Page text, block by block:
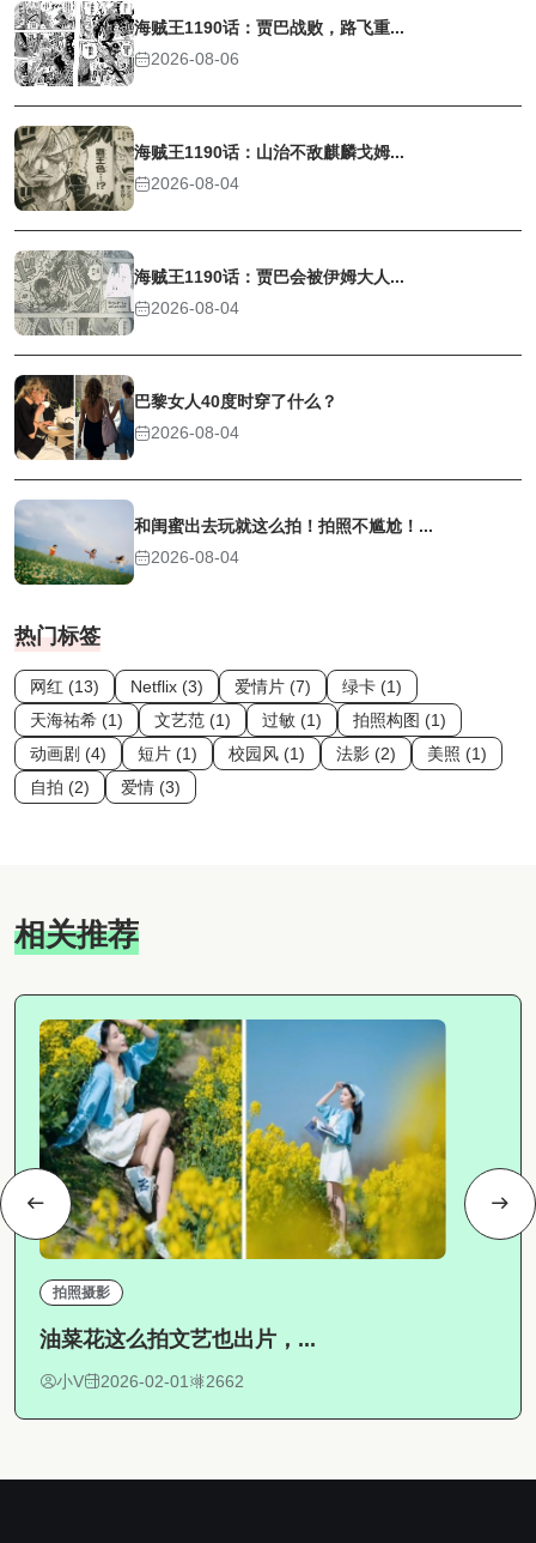
海贼王1190话：贾巴战败，路飞重...
2026-08-06
海贼王1190话：山治不敌麒麟戈姆...
2026-08-04
海贼王1190话：贾巴会被伊姆大人...
2026-08-04
巴黎女人40度时穿了什么？
2026-08-04
和闺蜜出去玩就这么拍！拍照不尴尬！...
2026-08-04
热门标签
网红 (13) Netflix (3) 爱情片 (7)
绿卡 (1)
天海祐希 (1)
文艺范 (1) 过敏 (1)
拍照构图 (1)
动画剧 (4)
短片 (1) 校园风 (1) 法影 (2)
美照 (1)
自拍 (2)
爱情 (3)
相关推荐
拍照摄影
油菜花这么拍文艺也出片，...
小V 2026-02-01 2662